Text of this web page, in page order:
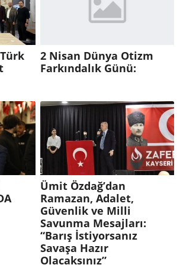
2 Nisan Dünya Otizm
Farkındalık Günü:
Ümit Özdağ’dan
Ramazan, Adalet,
Güvenlik ve Milli
Savunma Mesajları:
“Barış İstiyorsanız
Savaşa Hazır
Olacaksınız”